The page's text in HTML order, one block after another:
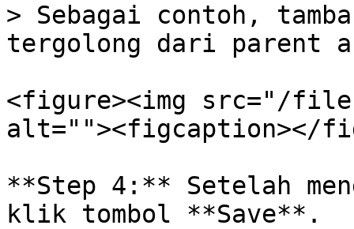
> Sebagai contoh,
tergolong dari parent
<figure><img src="/files/
alt=""><figcaption></
**Step 4:** Setelah
klik tombol **Save**.